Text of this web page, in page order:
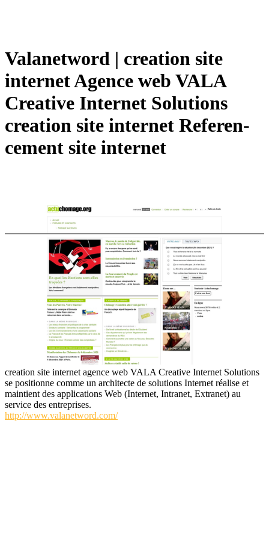
Valanetword | creation site
internet Agence web VALA
Creative Internet Solutions
creation site internet Referen­
ce­ment site internet
creation site internet agence web VALA Creative Internet Solutions
se positionne comme un architecte de solutions Internet réalise et
maintient des applications Web (Internet, Intranet, Extranet) au
service des entreprises.
http://www.valanetword.com/